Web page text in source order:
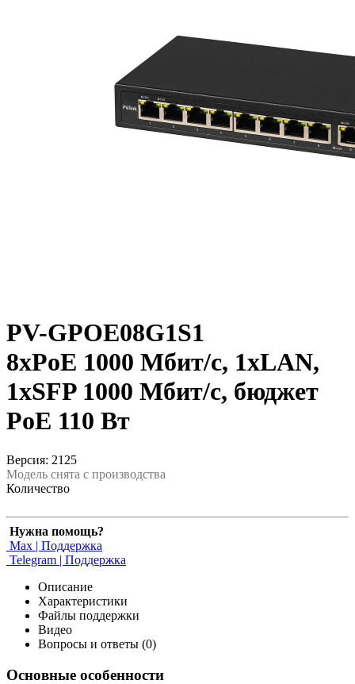
PV-GPOE08G1S1
8xPoE 1000 Мбит/c, 1xLAN,
1xSFP 1000 Мбит/c, бюджет
PoE 110 Вт
Версия: 2125
Модель снята с производства
Количество
Нужна помощь?
Max | Поддержка
Telegram | Поддержка
Описание
Характеристики
Файлы поддержки
Видео
Вопросы и ответы (0)
Основные особенности